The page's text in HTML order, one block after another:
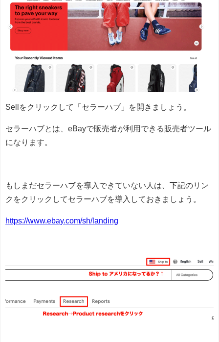
Sellをクリックして「セラーハブ」を開きましょう。
セラーハブとは、eBayで販売者が利用できる販売者ツール
になります。
もしまだセラーハブを導入できていない人は、下記のリン
クをクリックしてセラーハブを導入しておきましょう。
https://www.ebay.com/sh/landing